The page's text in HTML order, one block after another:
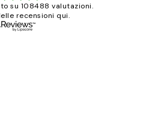
su 108488 valutazioni.
recensioni qui.